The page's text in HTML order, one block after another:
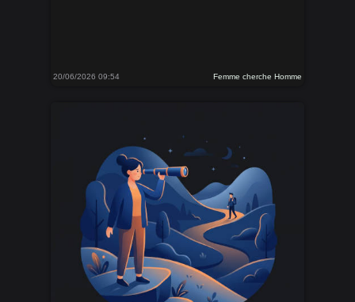
20/06/2026 09:54 Femme cherche Homme